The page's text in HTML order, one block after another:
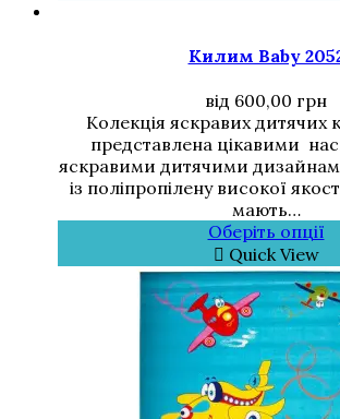
Килим Baby
від 600,00 грн
Колекція яскравих дитячих
представлена цікавими
яскравими дитячими
із поліпропілену високої
мають…
Оберіть опції
Quick View